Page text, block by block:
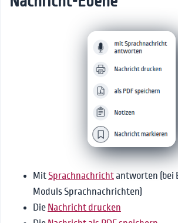
MitSprachnachrichtantworten (bei
Moduls Sprachnachrichten)
Die Nachricht drucken